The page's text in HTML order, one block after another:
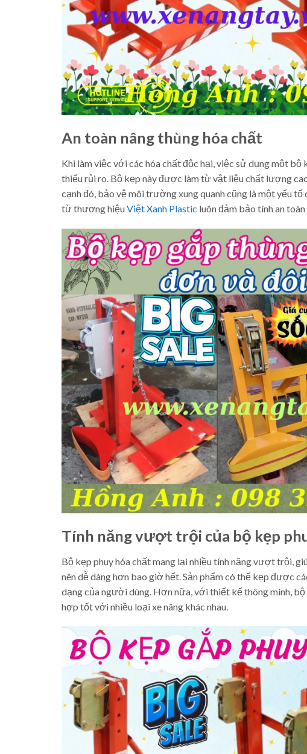
An toàn nâng thùng hóa chất
Khi làm việc với các hóa chất độc hại, việc sử dụng một
thiểu rủi ro. Bộ kẹp này được làm từ vật liệu chất lượng
cạnh đó, bảo vệ môi trường xung quanh cũng là một yếu
từ thương hiệuViệt Xanh Plastic luôn đảm bảo tính an toàn
Tính năng vượt trội của bộ kẹp
Bộ kẹp phuy hóa chất mang lại nhiều tính năng vượt trội,
nên dễ dàng hơn bao giờ hết. Sản phẩm có thể kẹp được
dạng của người dùng. Hơn nữa, với thiết kế thông minh,
hợp tốt với nhiều loại xe nâng khác nhau.